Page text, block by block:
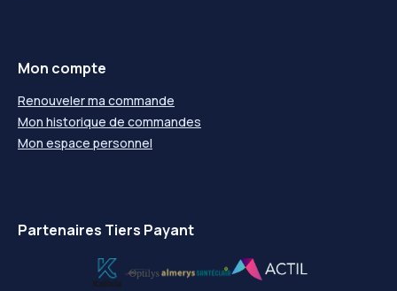
Mon compte
Renouveler ma commande
Mon historique de commandes
Mon espace personnel
Partenaires Tiers Payant